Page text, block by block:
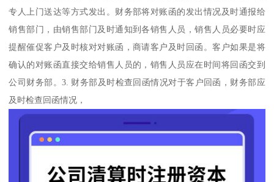
专人上门送达等方式发出。财务部将对账函的发出情况及时通报给
销售部门，由销售部门及时通知到各销售人员，销售人员必要时应
提醒催促客户及时核对对账函，商请客户及时回函。客户如果是将
确认的对账函直接交给销售人员的，销售人员应在时间将回函交到
公司财务部。3. 财务部及时检查回函情况对于客户回函，财务部应
及时检查回函情况，